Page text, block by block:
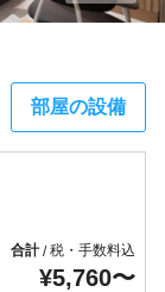
部屋の設備
合計/税・手数料込
¥5,760〜